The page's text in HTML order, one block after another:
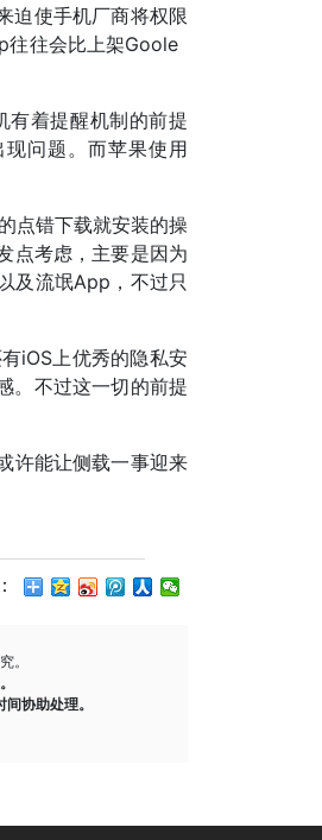
迫使手机厂商将权限
往往会比上架Goole
有着提醒机制的前提
问题。而苹果使用
点错下载就安装的操
点考虑，主要是因为
及流氓App，不过只
iOS上优秀的隐私安
。不过这一切的前提
许能让侧载一事迎来
。
协助处理。